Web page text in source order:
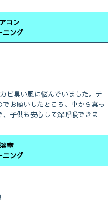
コン
ニング
ビ臭い風に悩んでいました。テ
お願いしたところ、中から真っ
子供も安心して深呼吸できま
室
ニング